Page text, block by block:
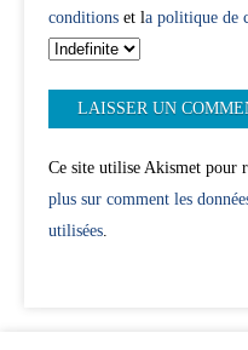
conditions et la politique de
Ce site utilise Akismet pour
plus sur comment les
utilisées